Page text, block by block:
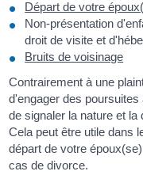
Départ de votre
Non-présentation
droit de visite et
Bruits de voisinage
Contrairement à une
d'engager des
de signaler la nature et
Cela peut être utile dans
départ de votre
cas de divorce.